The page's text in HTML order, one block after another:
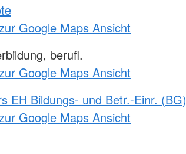
Google Maps Ansicht
berufl.
Google Maps Ansicht
EH Bildungs- und Betr.-Einr. (BG)
Google Maps Ansicht